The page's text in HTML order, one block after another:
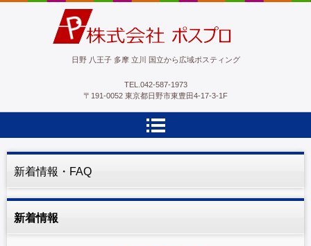
ポスプロ|GPSポスティング100％
日野 八王子 多摩 立川 国立から広域ポスティング
TEL. 042-587-1973
〒191-0052 東京都日野市東豊田4-17-3-1F
新着情報・FAQ
新着情報